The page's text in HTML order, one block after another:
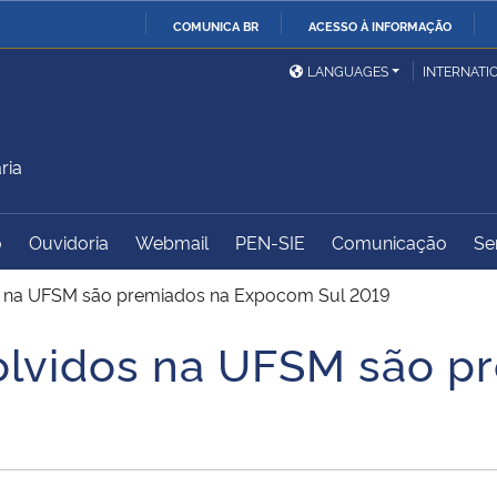
COMUNICA BR ACESSO À INFORMAÇÃO
Ministério da Defesa
Ministério das Relações
Exteriores
Ministério do
Desenvolvimento Regional
Controladoria-Geral da
Advocacia-Geral da União Banco Central do Brasil
LANGUAGES
Ouvidoria Webmail PEN-SIE Comunicação
UFSM são premiados na Expocom Sul 2019
na UFSM são